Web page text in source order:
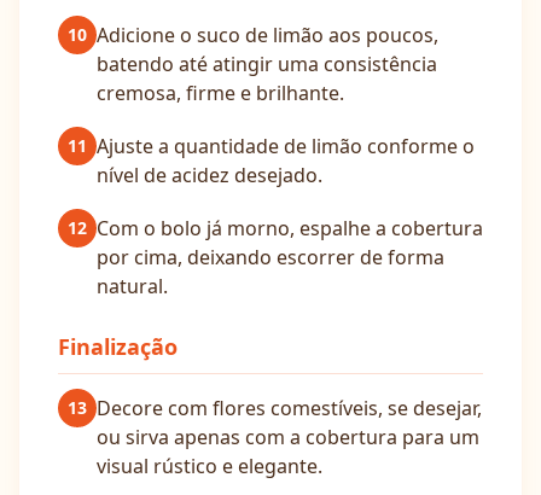
10 Adicione o suco de limão aos poucos,
batendo até atingir uma consistência
cremosa, firme e brilhante.
11 Ajuste a quantidade de limão conforme o
nível de acidez desejado.
12 Com o bolo já morno, espalhe a cobertura
por cima, deixando escorrer de forma
natural.
Finalização
13 Decore com flores comestíveis, se desejar,
ou sirva apenas com a cobertura para um
visual rústico e elegante.